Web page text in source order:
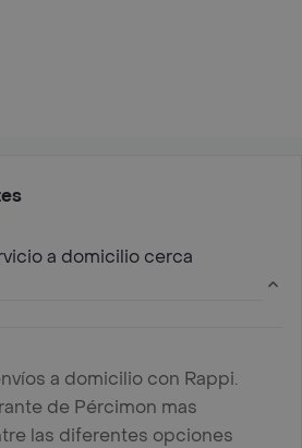
a domicilio cerca
a domicilio con Rappi.
de Pércimon mas
las diferentes opciones